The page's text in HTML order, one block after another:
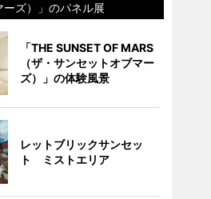
ーズ）」のパネル展
「THE SUNSET OF MARS
（ザ・サンセットオブマー
ズ）」の体験風景
レットブリックサンセッ
ト ミストエリア